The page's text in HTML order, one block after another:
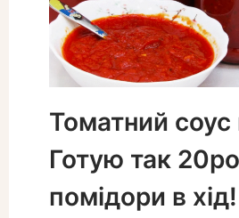
Томатний соус
Готую так
помідори в хід!